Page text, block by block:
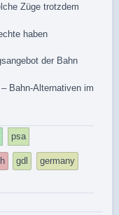
Züge trotzdem
haben
der Bahn
Bahn-Alternativen im
psa
gdl
germany